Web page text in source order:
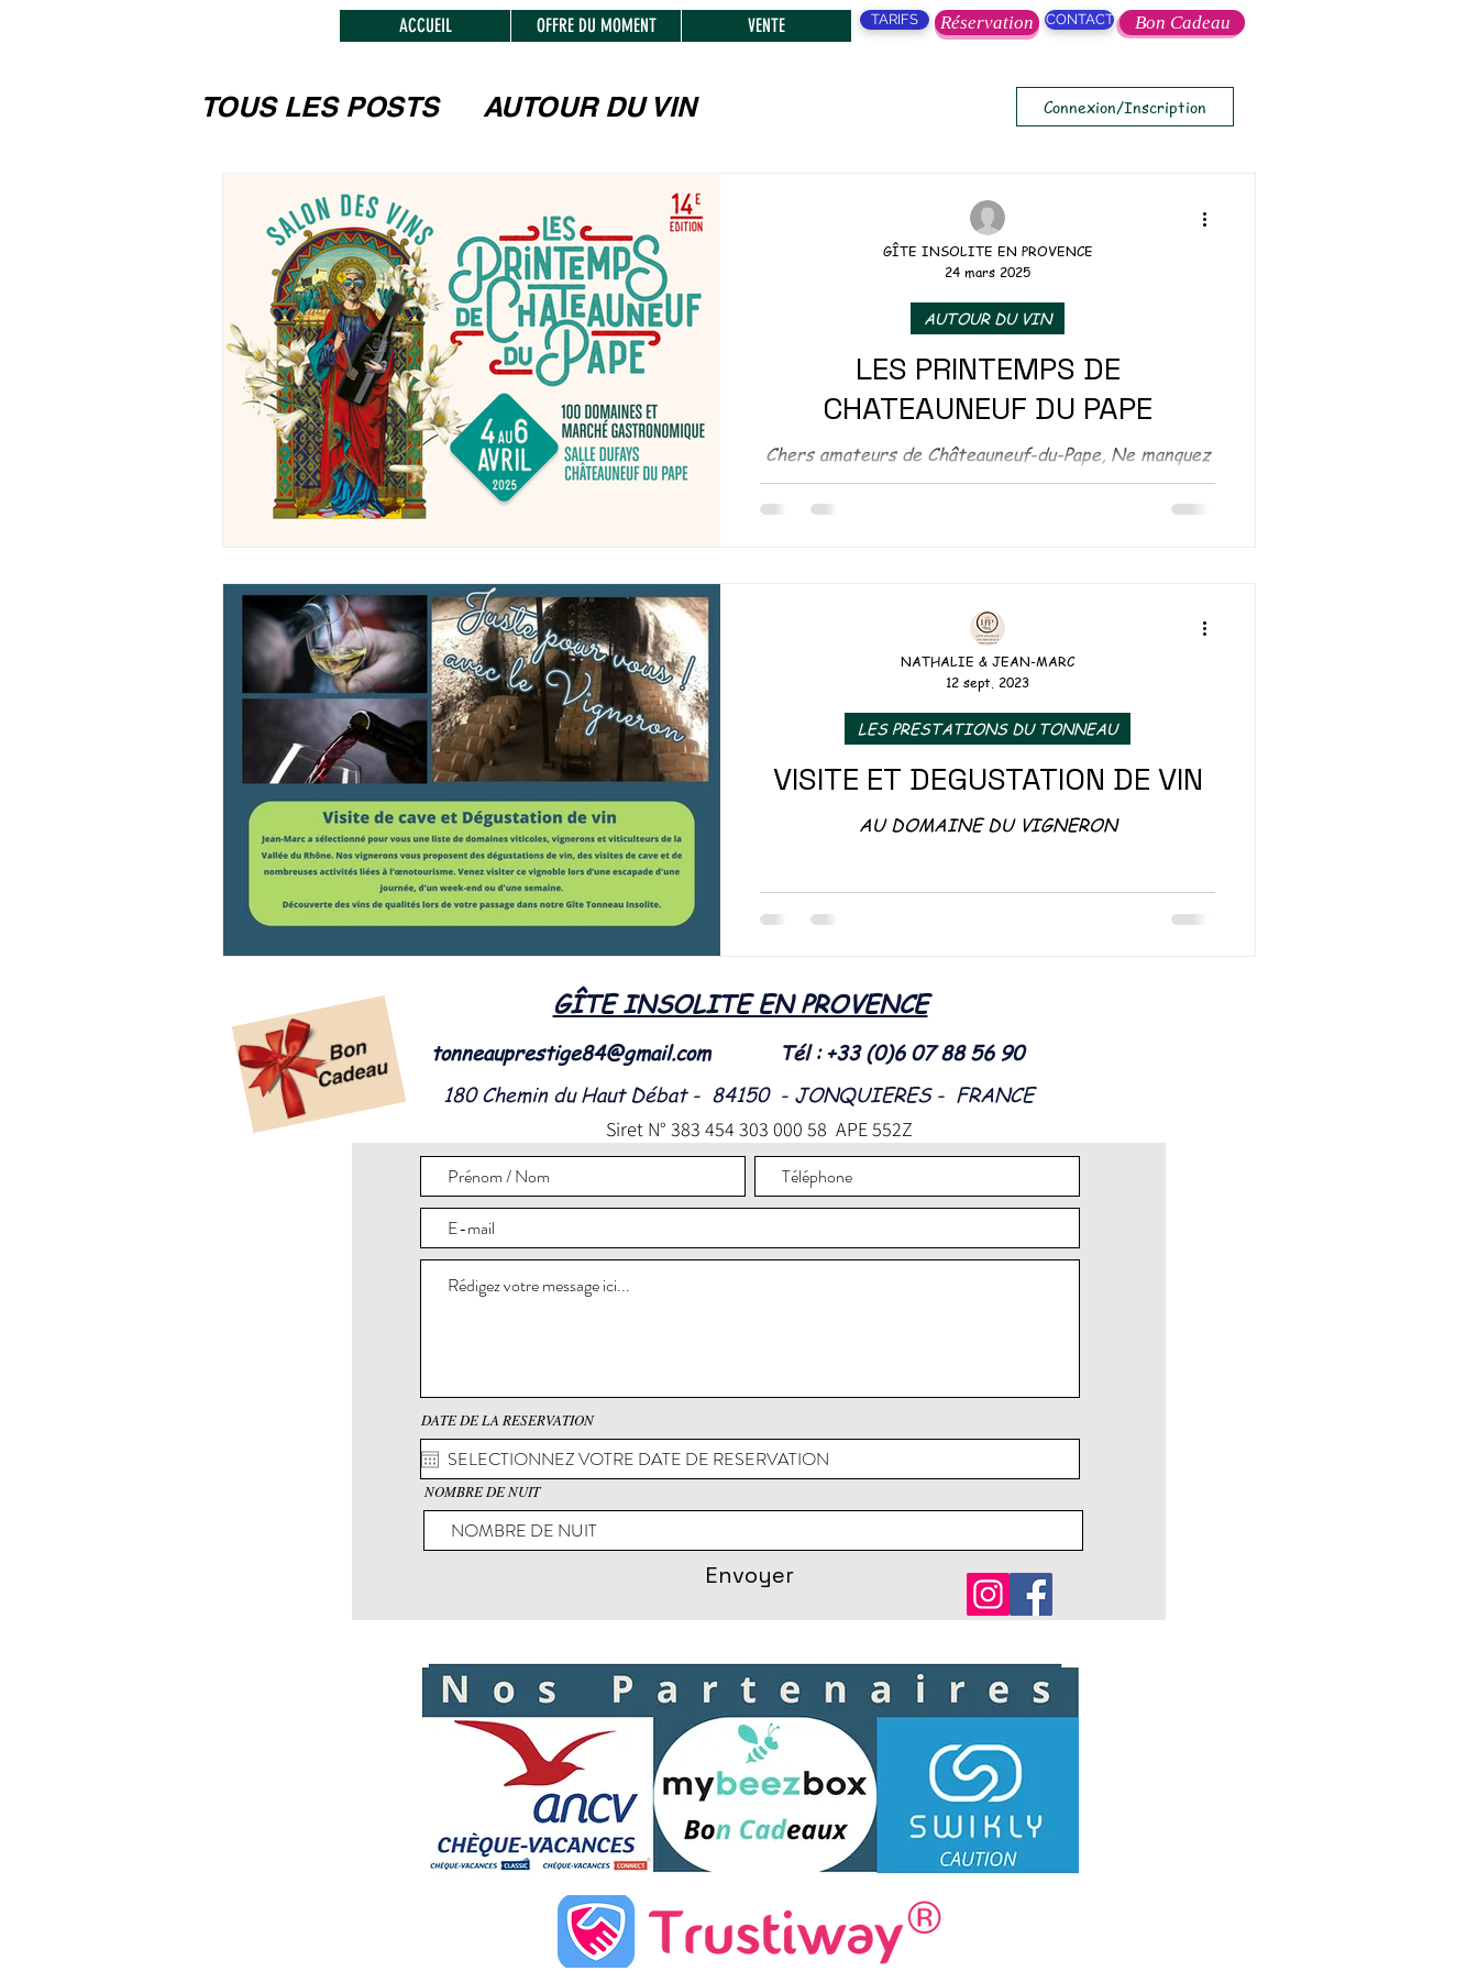
ACCUEIL OFFRE DU MOMENT VENTE TARIFS Réservation CONTACT Bon Cadeau
TOUS LES POSTS AUTOUR DU VIN
LES FESTIVITEES, SPECTACLES,
MUSEES, MONUMENTS
L'ARTISANAT, LES MARCHES
CIRCUITS TOURISTIQUE
ACHAT NORDIC HOUSE
VENTE D'HEBERGEMENTS INSOLITES
Connexion/Inscription
LES PRINTEMPS DE
CHATEAUNEUF DU PAPE
Chers amateurs de Châteauneuf-du-Pape, Ne manquez
pas la 14ème édition de l’incontournable salon des vins
AUTOUR DU VIN
GÎTE INSOLITE EN PROVENCE
24 mars 2025
VISITE ET DEGUSTATION DE VIN
AU DOMAINE DU VIGNERON
LES PRESTATIONS DU TONNEAU
NATHALIE & JEAN-MARC
12 sept. 2023
GÎTE INSOLITE EN PROVENCE
tonneauprestige84@gmail.com
Tél : +33 (0)6 07 88 56 90
180 Chemin du Haut Débat - 84150 - JONQUIERES - FRANCE
Siret N° 383 454 303 000 58 APE 552Z
DATE DE LA RESERVATION
NOMBRE DE NUIT
Envoyer